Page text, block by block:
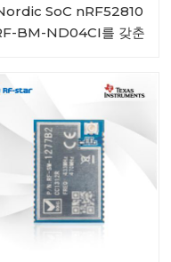
SoC nRF52810
BM-ND04CI를 갖춘